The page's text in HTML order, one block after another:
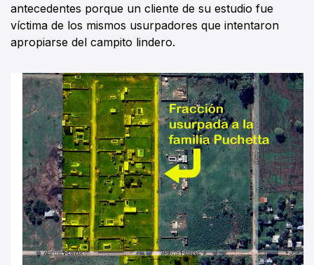
antecedentes porque un cliente de su estudio fue
víctima de los mismos usurpadores que intentaron
apropiarse del campito lindero.